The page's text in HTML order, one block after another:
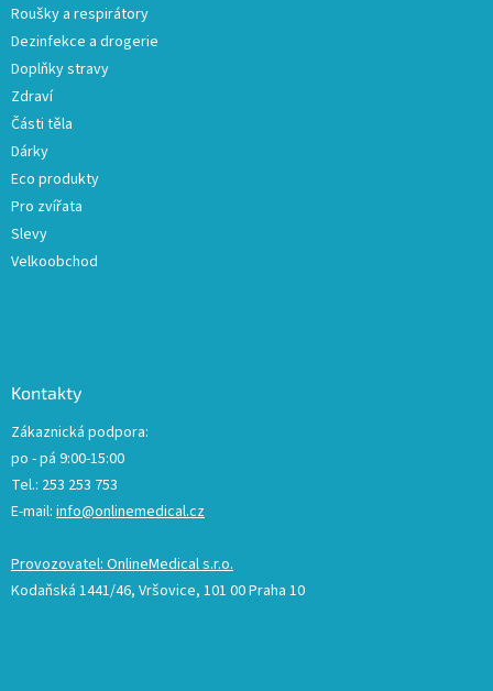
Roušky a respirátory
Dezinfekce a drogerie
Doplňky stravy
Zdraví
Části těla
Dárky
Eco produkty
Pro zvířata
Slevy
Velkoobchod
Kontakty
Zákaznická podpora:
po - pá 9:00-15:00
Tel.: 253 253 753
E-mail: info@onlinemedical.cz
Provozovatel: OnlineMedical s.r.o.
Kodaňská 1441/46, Vršovice, 101 00 Praha 10